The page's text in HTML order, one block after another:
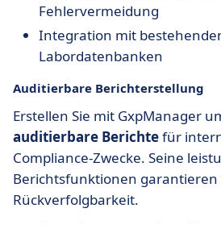
Fehlervermeidung
Integration mit
Labordatenbanken
Auditierbare Berichterstellung
Erstellen Sie mit GxpManager
auditierbare Berichtefür
Compliance-Zwecke. Seine
Berichtsfunktionen garantieren
Rückverfolgbarkeit.